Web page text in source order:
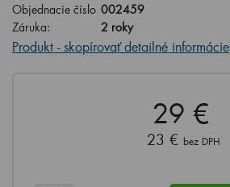
Objednacie číslo 002459
Záruka:
2 roky
Produkt - skopírovať detailné informácie
29 €
23 € bez DPH